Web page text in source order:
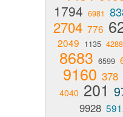
1794 6981
2704 776
2049 1135 4288
8683 6599
9160 378
4040 201
9928